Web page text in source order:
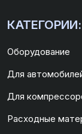
КАТЕГОРИИ:
Оборудование
Для
Для
Расходные